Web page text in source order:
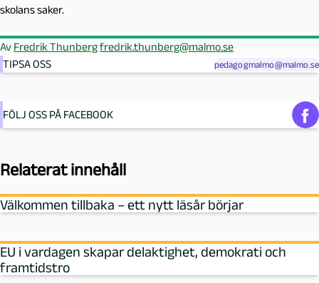
skolans saker.
Av Fredrik Thunbergfredrik.thunberg@malmo.se
TIPSA OSS
pedagogmalmo@malmo.se
FÖLJ OSS PÅ FACEBOOK
Relaterat innehåll
Välkommen tillbaka – ett nytt läsår börjar
EU i vardagen skapar delaktighet, demokrati och
framtidstro